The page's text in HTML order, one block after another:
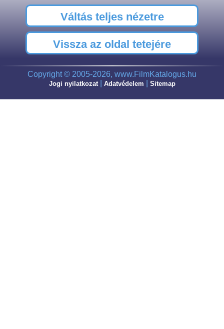
Váltás teljes nézetre
Vissza az oldal tetejére
Copyright © 2005-2026, www.FilmKatalogus.hu
Jogi nyilatkozat| Adatvédelem Sitemap